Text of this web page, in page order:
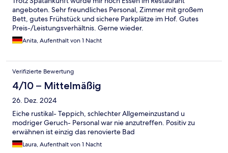
angeboten. Sehr freundliches Personal, Zimmer mit großem
Bett, gutes Frühstück und sichere Parkplätze im Hof. Gutes
Preis-/Leistungsverhältnis. Gerne wieder.
Anita, Aufenthalt von 1 Nacht
Verifizierte Bewertung
4/10 – Mittelmäßig
26. Dez. 2024
Eiche rustikal- Teppich, schlechter Allgemeinzustand u
modriger Geruch- Personal war nie anzutreffen. Positiv zu
erwähnen ist einzig das renovierte Bad
Laura, Aufenthalt von 1 Nacht